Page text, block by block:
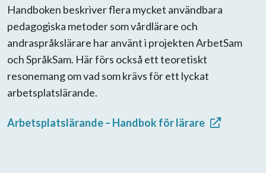
Handboken beskriver flera mycket användbara
pedagogiska metoder som vårdlärare och
andraspråkslärare har använt i projekten ArbetSam
och SpråkSam. Här förs också ett teoretiskt
resonemang om vad som krävs för ett lyckat
arbetsplatslärande.
Arbetsplatslärande – Handbok för lärare